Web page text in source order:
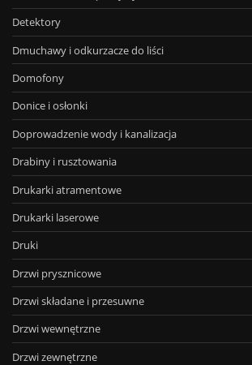
Detektory
Dmuchawy i odkurzacze do liści
Domofony
Donice i osłonki
Doprowadzenie wody i kanalizacja
Drabiny i rusztowania
Drukarki atramentowe
Drukarki laserowe
Druki
Drzwi prysznicowe
Drzwi składane i przesuwne
Drzwi wewnętrzne
Drzwi zewnętrzne